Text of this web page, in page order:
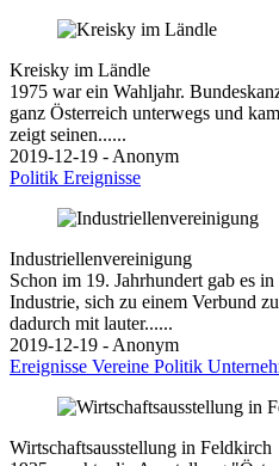
Kreisky im Ländle
1975 war ein Wahljahr.
ganz Österreich unterwegs und
zeigt seinen......
2019-12-19 - Anonym
Politik Ereignisse
Industriellenvereinigung
Schon im 19. Jahrhundert gab es
Industrie, sich zu einem Verbund
dadurch mit lauter......
2019-12-19 - Anonym
Ereignisse Vereine Politik
Wirtschaftsausstellung in Feldkirch